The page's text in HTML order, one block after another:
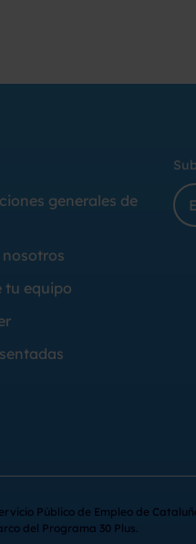
generales de
nosotros
tu equipo
Público de Empleo de
del Programa 30 Plus.